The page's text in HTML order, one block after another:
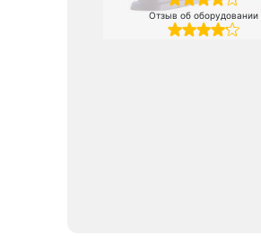
Отзыв об оборудовании